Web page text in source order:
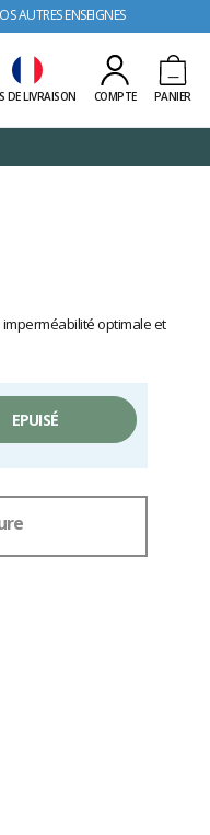
AUTRES ENSEIGNES
DE LIVRAISON COMPTE PANIER
optimale et
EPUISÉ